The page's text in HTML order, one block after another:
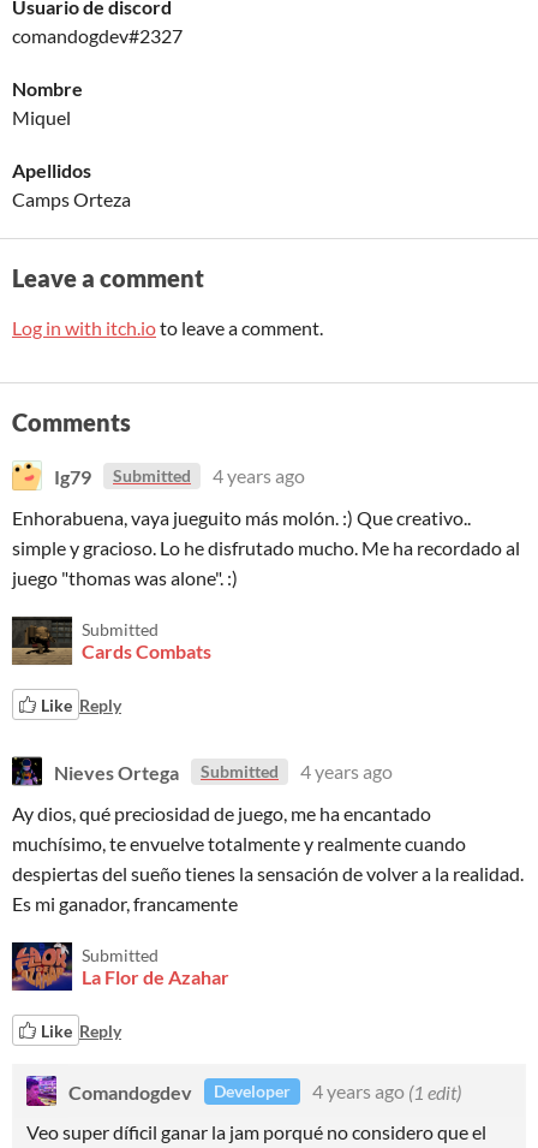
Usuario de discord
comandogdev#2327
Nombre
Miquel
Apellidos
Camps Orteza
Leave a comment
Log in with itch.ioto leave a comment.
Comments
Ig79 Submitted
4 years ago
Enhorabuena, vaya jueguito más molón. :) Que creativo..
simple y gracioso. Lo he disfrutado mucho. Me ha recordado al
juego "thomas was alone". :)
Submitted
Cards Combats
Like Reply
Nieves Ortega Submitted
4 years ago
Ay dios, qué preciosidad de juego, me ha encantado
muchísimo, te envuelve totalmente y realmente cuando
despiertas del sueño tienes la sensación de volver a la realidad.
Es mi ganador, francamente
Submitted
La Flor de Azahar
Like Reply
Comandogdev Developer 4 years ago (1 edit)
Veo super díficil ganar la jam porqué no considero que el